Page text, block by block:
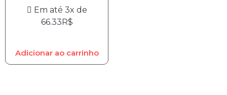
Em até 3x de
66.33R$
Adicionar ao carrinho